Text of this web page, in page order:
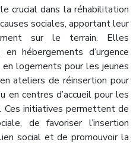
crucial dans la réhabilitation
sociales, apportant leur
sur le terrain. Elles
hébergements d’urgence
logements pour les jeunes
ateliers de réinsertion pour
en centres d’accueil pour les
Ces initiatives permettent de
de favoriser l’insertion
social et de promouvoir la